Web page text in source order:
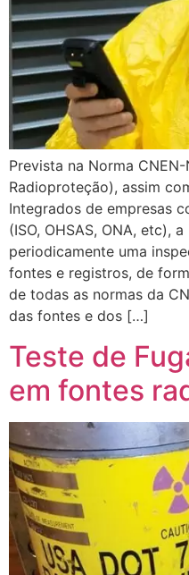
Prevista na Norma
Radioproteção), assim
Integrados de empresas
(ISO, OHSAS, ONA, etc),
periodicamente uma
fontes e registros, de
de todas as normas da
das fontes e dos […]
Teste de
em fontes